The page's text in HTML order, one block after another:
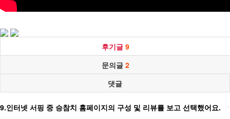
후기글 9
문의글 2
댓글
9.인터넷 서핑 중 승참치 홈페이지의 구성 및 리뷰를 보고 선택했어요.